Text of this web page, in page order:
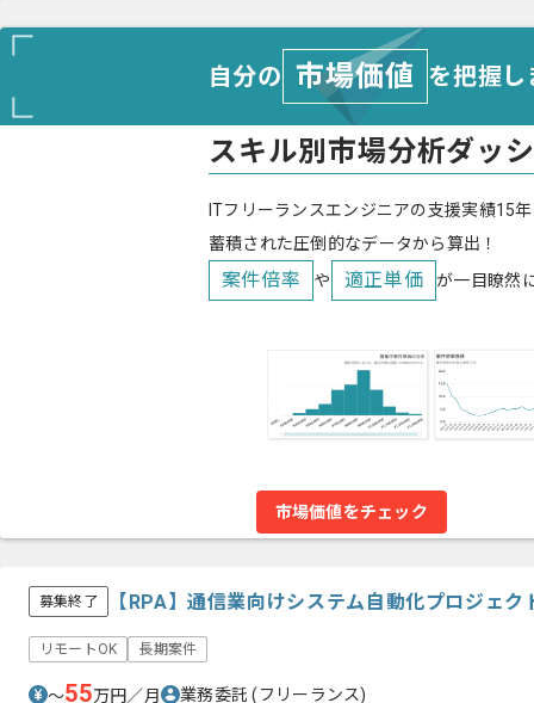
自分の 市場価値 を把握
スキル別市場分析ダッ
ITフリーランスエンジニアの支援実績15
蓄積された圧倒的なデータから算出！
案件倍率 や 適正単価 が一目瞭然
市場価値をチェック
募集終了 【RPA】通信業向けシステム自動化プロジェ
リモートOK 長期案件
〜55万円／月 業務委託(フリーランス)